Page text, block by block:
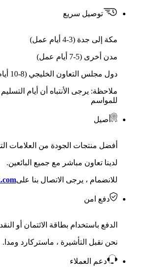
توصيل سريع
مكة إلى جدة (3-4 أيام عمل)
مدن أخرى (5-7 أيام عمل)
دول مجلس التعاون الخليجي (8-10 أيام عمل)
ملاحظة: يرجى الأنتباه أن أيام
للمواسم
أصيل
أفضل منتجات الجودة من العلامات
لدينا تعاون مباشر مع جميع البائعين.
للانضمام ، يرجى الاتصال بنا على
دفع امن
الدفع باستخدام بطاقة الائتمان أو
نحن نقبل التأشيرة ، ماستركارد ومدا.
دعم العملاء